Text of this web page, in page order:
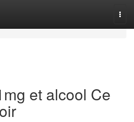
et alcool Ce